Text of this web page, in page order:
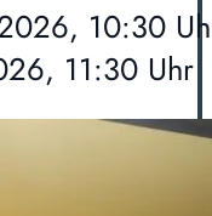
10:30
11:30 Uhr